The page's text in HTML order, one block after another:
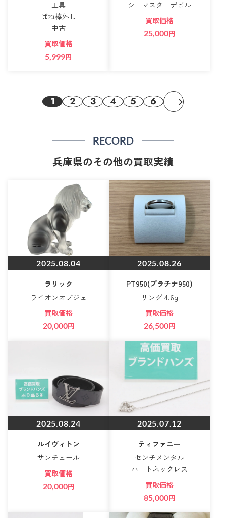
工具
ばね棒外し
中古
買取価格
5,999円
シーマスターデビル
買取価格
25,000円
1 2 3 4 5 6
RECORD
兵庫県のその他の買取実績
2025.08.04
ラリック
ライオンオブジェ
買取価格
20,000円
2025.08.26
PT950(プラチナ950)
リング 4.6g
買取価格
26,500円
2025.08.24
ルイヴィトン
サンチュール
買取価格
20,000円
2025.07.12
ティファニー
センチメンタル
ハートネックレス
買取価格
85,000円